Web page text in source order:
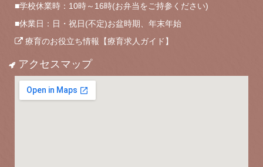
■学校休業時：10時～16時(お弁当をご持参ください)
■休業日：日・祝日(不定)お盆時期、年末年始
療育のお役立ち情報【療育求人ガイド】
アクセスマップ